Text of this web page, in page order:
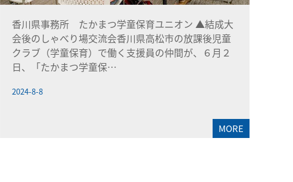
香川県事務所 たかまつ学童保育ユニオン ▲結成大
会後のしゃべり場交流会香川県高松市の放課後児童
クラブ（学童保育）で働く支援員の仲間が、６月２
日、「たかまつ学童保…
2024-8-8
MORE